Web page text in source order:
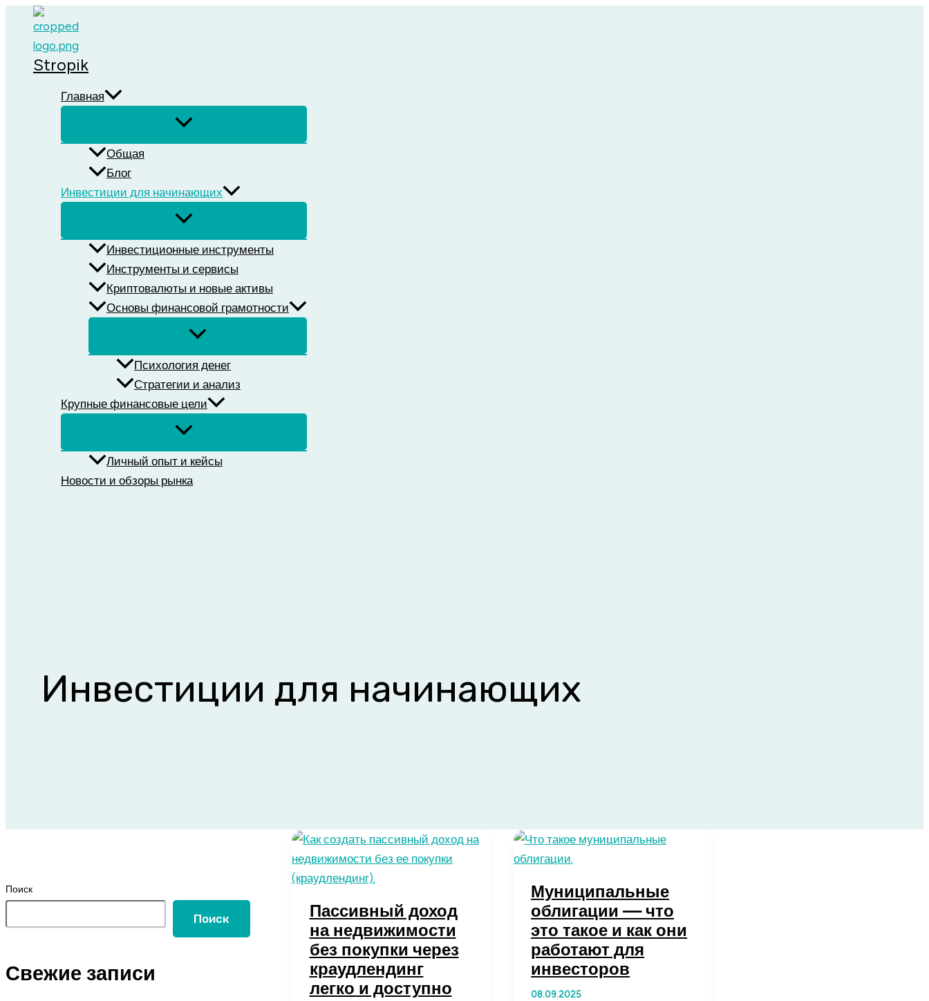
Перейти
содержимому
Stropik
Главная
Общая
Блог
Инвестиции для начинающих
Инвестиционные инструменты
Инструменты и сервисы
Криптовалюты и новые активы
Основы финансовой грамотности
Психология денег
Стратегии и анализ
Крупные финансовые цели
Личный опыт и кейсы
Новости и обзоры рынка
Инвестиции для начинающих
Поиск
Поиск
Свежие записи
Пассивный доход
на недвижимости
без покупки через
краудлендинг
легко и доступно
Муниципальные
облигации — что
это такое и как они
работают для
инвесторов
08.09.2025